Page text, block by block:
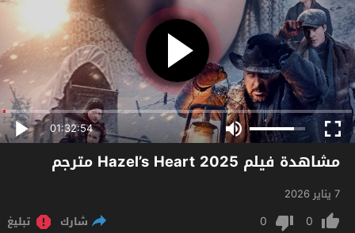
01:32:54
مشاهدة فيلم Hazel’s Heart 2025 مترجم
7 يناير 2026
0
0 شارك تبليغ